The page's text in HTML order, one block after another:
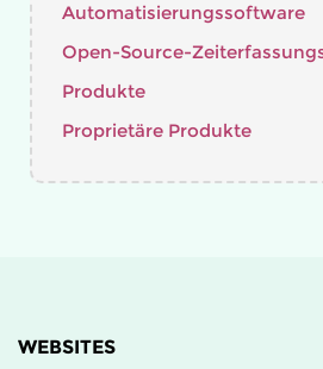
Automatisierungssoftware
Open-Source-
Produkte
Proprietäre Produkte
WEBSITES